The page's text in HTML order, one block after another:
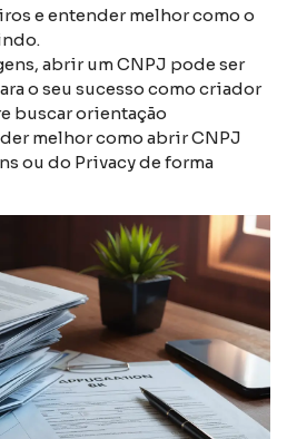
e entender melhor como o
abrir um CNPJ pode ser
o seu sucesso como criador
buscar orientação
melhor como abrir CNPJ
ou do Privacy de forma